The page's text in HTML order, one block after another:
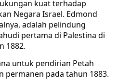
kuat terhadap
Negara Israel. Edmond
adalah pelindung
pertama di Palestina di
1882.
untuk pendirian Petah
permanen pada tahun 1883.